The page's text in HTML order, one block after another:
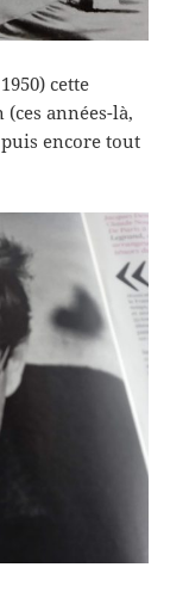
cette
années-là,
encore tout